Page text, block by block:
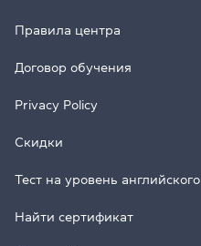
Правила центра
Договор обучения
Privacy Policy
Скидки
Тест на уровень английского
Найти сертификат